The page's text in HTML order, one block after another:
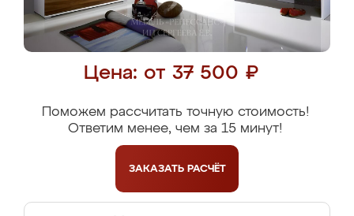
Цена: от 37 500 ₽
Поможем рассчитать точную стоимость!
Ответим менее, чем за 15 минут!
ЗАКАЗАТЬ РАСЧЁТ